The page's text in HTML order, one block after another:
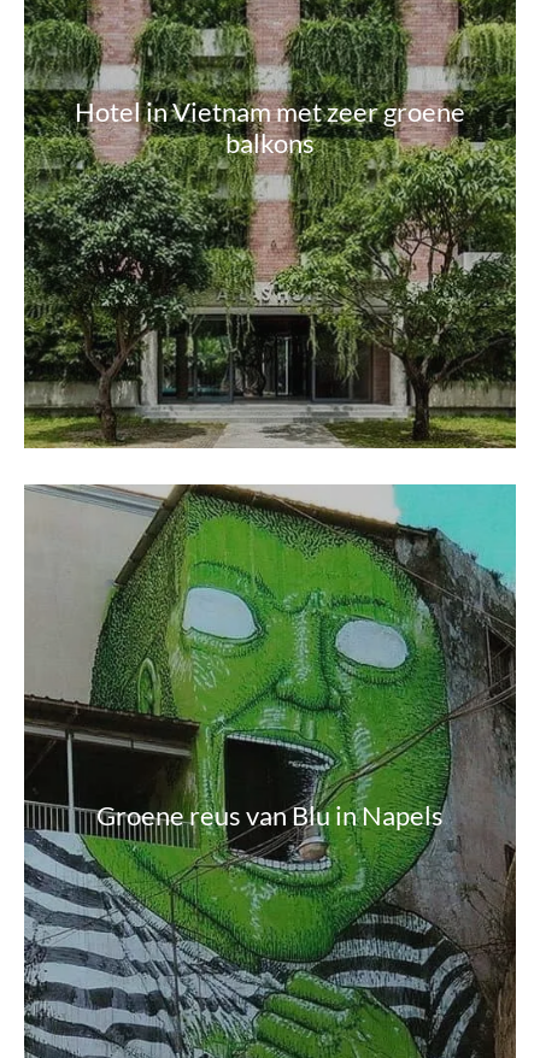
Hotel in Vietnam met zeer groene
balkons
Groene reus van Blu in Napels